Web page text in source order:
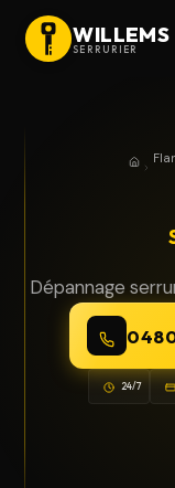
WILLEMS
SERRURIER
Accueil
Dépannage
24/7